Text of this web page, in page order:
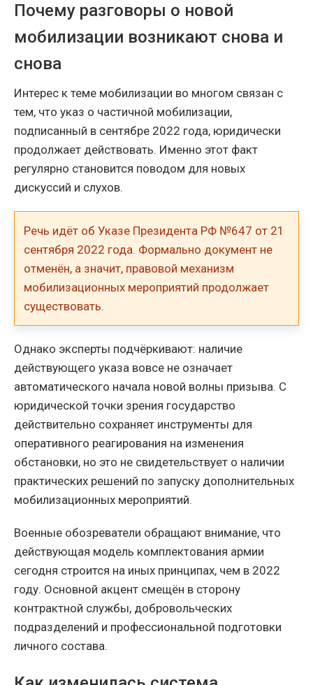
Почему разговоры о новой
мобилизации возникают снова и
снова
Интерес к теме мобилизации во многом связан с
тем, что указ о частичной мобилизации,
подписанный в сентябре 2022 года, юридически
продолжает действовать. Именно этот факт
регулярно становится поводом для новых
дискуссий и слухов.
Речь идёт об Указе Президента РФ №647 от 21
сентября 2022 года. Формально документ не
отменён, а значит, правовой механизм
мобилизационных мероприятий продолжает
существовать.
Однако эксперты подчёркивают: наличие
действующего указа вовсе не означает
автоматического начала новой волны призыва. С
юридической точки зрения государство
действительно сохраняет инструменты для
оперативного реагирования на изменения
обстановки, но это не свидетельствует о наличии
практических решений по запуску дополнительных
мобилизационных мероприятий.
Военные обозреватели обращают внимание, что
действующая модель комплектования армии
сегодня строится на иных принципах, чем в 2022
году. Основной акцент смещён в сторону
контрактной службы, добровольческих
подразделений и профессиональной подготовки
личного состава.